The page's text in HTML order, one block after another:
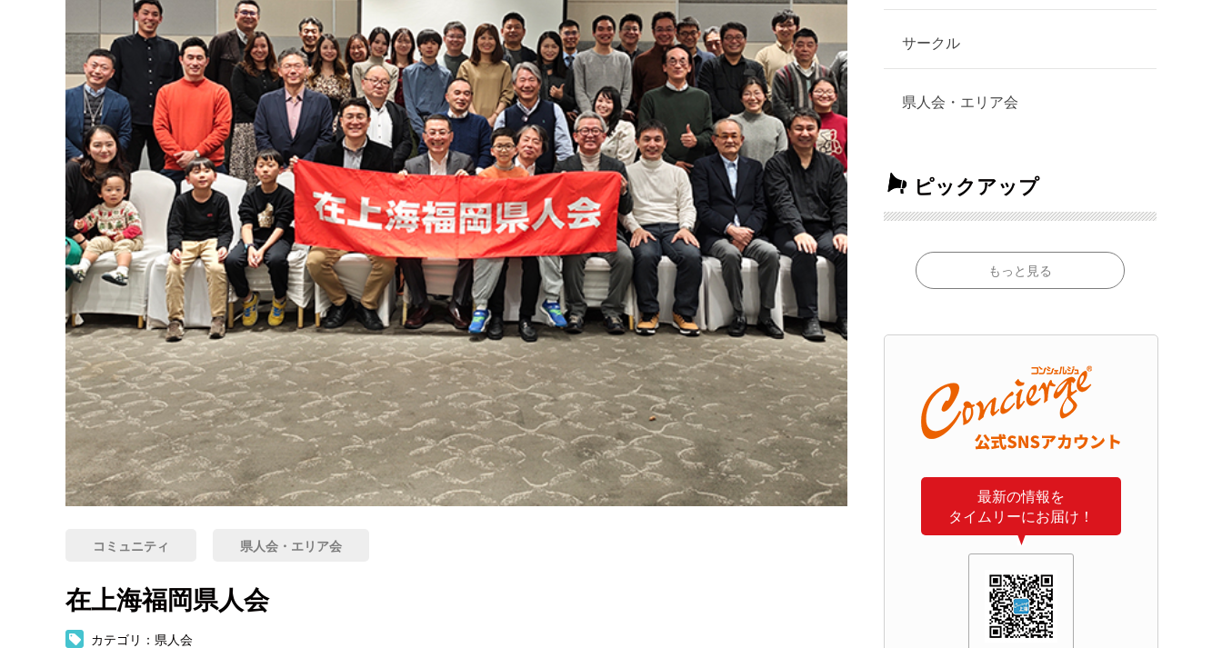
コミュニティ 県人会・エリア会
在上海福岡県人会
カテゴリ：県人会
サークル
県人会・エリア会
ピックアップ
もっと見る
最新の情報を
タイムリーにお届け！